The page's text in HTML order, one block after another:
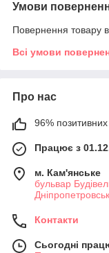
Умови
Повернення товару
Всі умови
Про нас
96% позитивних
Працює з
м. Кам'янське
бульвар
Контакти
Сьогодні